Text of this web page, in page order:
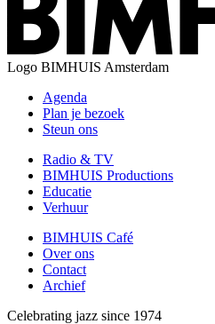
Logo BIMHUIS Amsterdam
Agenda
Plan je bezoek
Steun ons
Radio & TV
BIMHUIS Productions
Educatie
Verhuur
BIMHUIS Café
Over ons
Contact
Archief
Celebrating jazz since 1974